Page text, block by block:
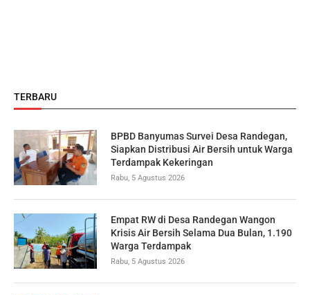
TERBARU
BPBD Banyumas Survei Desa Randegan,
Siapkan Distribusi Air Bersih untuk Warga
Terdampak Kekeringan
Rabu, 5 Agustus 2026
Empat RW di Desa Randegan Wangon
Krisis Air Bersih Selama Dua Bulan, 1.190
Warga Terdampak
Rabu, 5 Agustus 2026